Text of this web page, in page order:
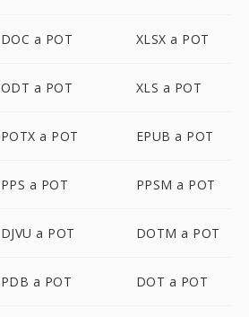
DOC a POT XLSX a POT
ODT a POT XLS a POT
POTX a POT EPUB a POT
PPS a POT PPSM a POT
DJVU a POT DOTM a POT
PDB a POT DOT a POT